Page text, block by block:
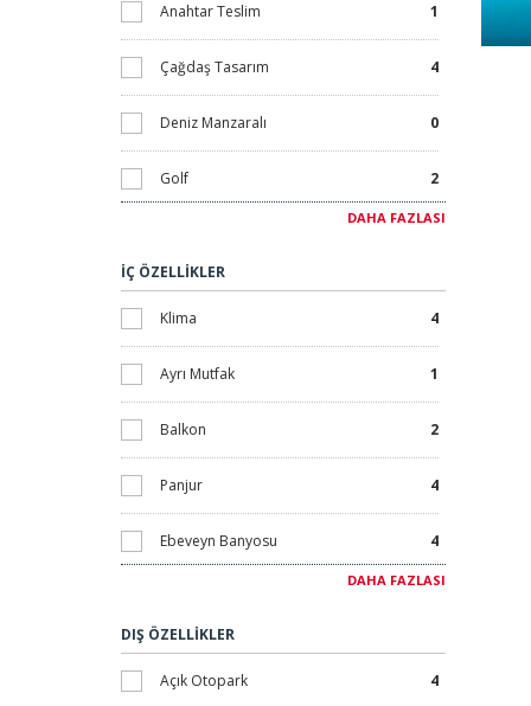
Anahtar Teslim 1
Çağdaş Tasarım 4
Deniz Manzaralı 0
Golf 2
İndirimli 0
Kampanyalar 0
Kira Garantisi 0
Kısa Dönemli Kiralama 0
Lüks 1
Plaja Sıfır 0
Plaja Yürüme Mesafesi
Sıfır 4
DAHA FAZLASI
İÇ ÖZELLİKLER
Klima 4
Ayrı Mutfak 1
Balkon 2
Panjur 4
Ebeveyn Banyosu 4
Ankastre Set 3
DAHA FAZLASI
DIŞ ÖZELLİKLER
Açık Otopark 4